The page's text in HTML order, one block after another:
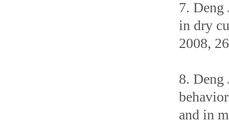
7. Deng
in dry
2008,
8. Deng
and in